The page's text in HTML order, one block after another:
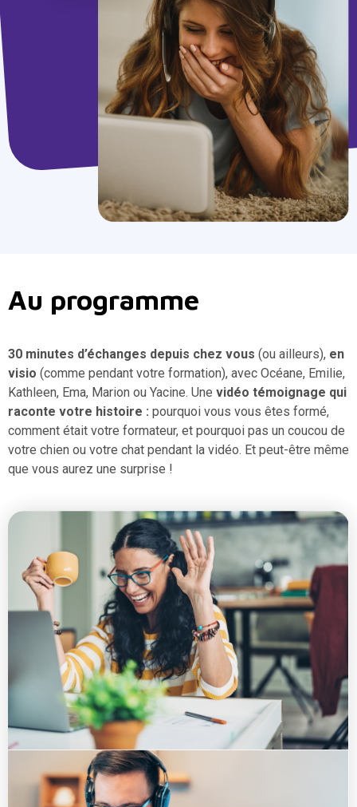
Au programme
30 minutes d’échanges depuis chez vous (ou ailleurs), en
visio (comme pendant votre formation), avec Océane, Emilie,
Kathleen, Ema, Marion ou Yacine. Une vidéo témoignage qui
raconte votre histoire : pourquoi vous vous êtes formé,
comment était votre formateur, et pourquoi pas un coucou de
votre chien ou votre chat pendant la vidéo. Et peut-être même
que vous aurez une surprise !